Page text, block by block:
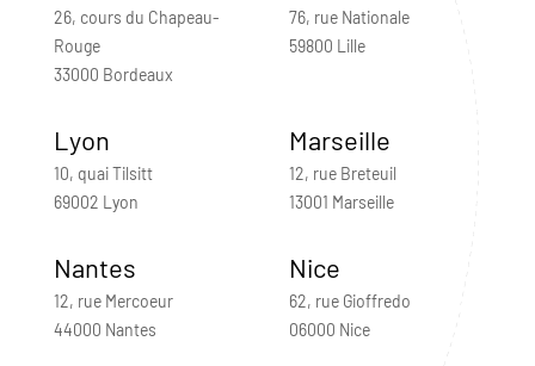
26, cours du Chapeau-
Rouge
33000 Bordeaux
76, rue Nationale
59800 Lille
Lyon
10, quai Tilsitt
69002 Lyon
Marseille
12, rue Breteuil
13001 Marseille
Nantes
12, rue Mercoeur
44000 Nantes
Nice
62, rue Gioffredo
06000 Nice